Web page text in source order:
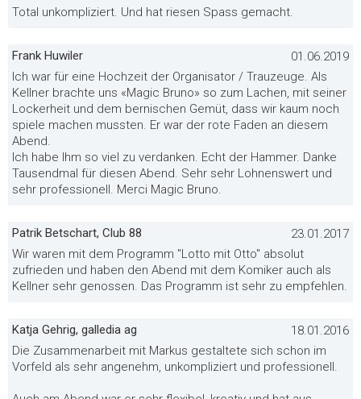
Total unkompliziert. Und hat riesen Spass gemacht.
Frank Huwiler
01.06.2019
Ich war für eine Hochzeit der Organisator / Trauzeuge. Als
Kellner brachte uns «Magic Bruno» so zum Lachen, mit seiner
Lockerheit und dem bernischen Gemüt, dass wir kaum noch
spiele machen mussten. Er war der rote Faden an diesem
Abend.
Ich habe Ihm so viel zu verdanken. Echt der Hammer. Danke
Tausendmal für diesen Abend. Sehr sehr Lohnenswert und
sehr professionell. Merci Magic Bruno.
Patrik Betschart, Club 88
23.01.2017
Wir waren mit dem Programm "Lotto mit Otto" absolut
zufrieden und haben den Abend mit dem Komiker auch als
Kellner sehr genossen. Das Programm ist sehr zu empfehlen.
Katja Gehrig, galledia ag
18.01.2016
Die Zusammenarbeit mit Markus gestaltete sich schon im
Vorfeld als sehr angenehm, unkompliziert und professionell.